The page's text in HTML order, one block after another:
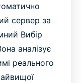
сервер за
Вибір
аналізує
реального